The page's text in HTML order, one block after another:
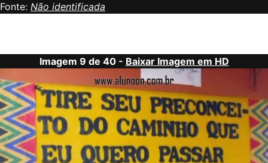
Fonte: Não identificada
Imagem 9 de 40 - Baixar Imagem em HD